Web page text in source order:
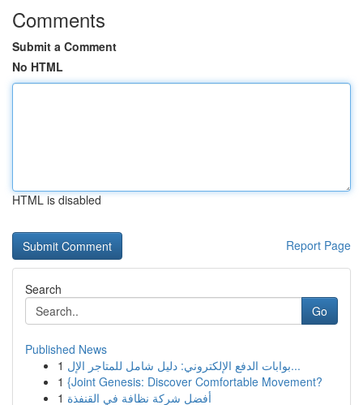
Comments
Submit a Comment
No HTML
HTML is disabled
Report Page
Search
Go
Published News
1
بوابات الدفع الإلكتروني: دليل شامل للمتاجر الإل...
1 {Joint Genesis: Discover Comfortable Movement?
1 أفضل شركة نظافة في القنفذة